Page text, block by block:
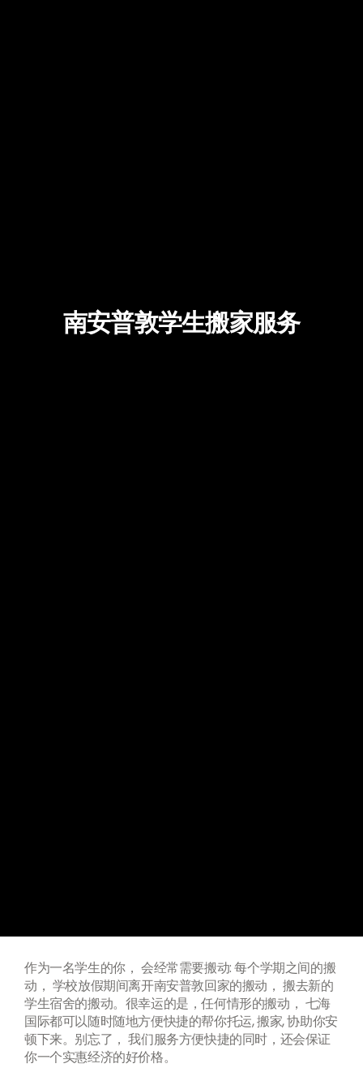
南安普敦学生搬家服务
作为一名学生的你， 会经常需要搬动: 每个学期之间的搬
动， 学校放假期间离开南安普敦回家的搬动， 搬去新的
学生宿舍的搬动。很幸运的是，任何情形的搬动， 七海
国际都可以随时随地方便快捷的帮你托运, 搬家, 协助你安
顿下来。别忘了， 我们服务方便快捷的同时，还会保证
你一个实惠经济的好价格。